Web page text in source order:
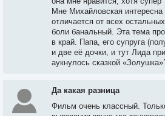
Мне Михайловская
отличается от всех
боли банальный. Эта тема
в край. Папа, его супруга
и две её дочки, и тут Лида
аукнулось сказкой
Да какая разница
Фильм очень классный.